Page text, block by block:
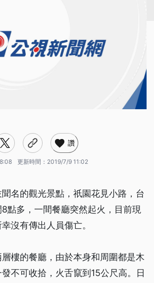
讚
更新時間： 2019/7/9 11:02
名的觀光景點，祇園花見小路，台
點多，一間餐廳突然起火，目前現
沒有傳出人員傷亡。
樓的餐廳，由於本身和周圍都是木
不可收拾，火舌竄到15公尺高。日